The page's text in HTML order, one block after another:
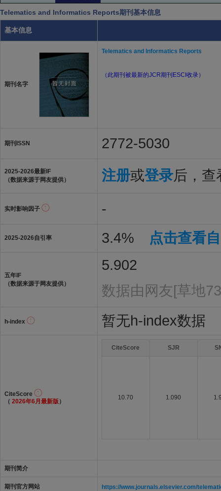
Telematics and Informatics Reports期刊基本信息
基本信息
期刊名字
Telematics and Informatics Reports
（此期刊被最新的JCR期刊ESCI收录）
期刊ISSN 2772-5030
2025-2026最新IF
（数据来源于网友提供）
注册或登录后，查
实时影响因子 -
2025-2026自引率 3.4% 点击查看
五年IF
（数据来源于网友提供）
5.902
数据由网友[草地
h-index 暂无h-index数据
CiteScore
（ 2026年6月最新版 ）
CiteScore SJR
10.70 1.090
期刊简介
期刊官方网站 https://www.journals.elsevier.com/